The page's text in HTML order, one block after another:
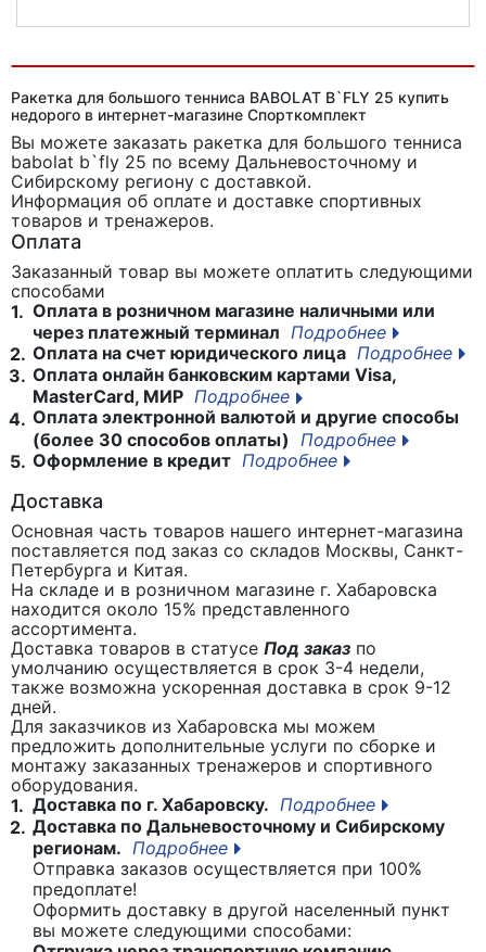
Ракетка для большого тенниса BABOLAT B`FLY 25 купить
недорого в интернет-магазине Спорткомплект
Вы можете заказать ракетка для большого тенниса
babolat b`fly 25 по всему Дальневосточному и
Сибирскому региону с доставкой.
Информация об оплате и доставке спортивных
товаров и тренажеров.
Оплата
Заказанный товар вы можете оплатить следующими
способами
1. Оплата в розничном магазине наличными или
через платежный терминал Подробнее
2. Оплата на счет юридического лица Подробнее
3. Оплата онлайн банковским картами Visa,
MasterCard, МИР Подробнее
4. Оплата электронной валютой и другие способы
(более 30 способов оплаты)
Подробнее
5. Оформление в кредит Подробнее
Доставка
Основная часть товаров нашего интернет-магазина
поставляется под заказ со складов Москвы, Санкт-
Петербурга и Китая.
На складе и в розничном магазине г. Хабаровска
находится около 15% представленного
ассортимента.
Доставка товаров в статусе Под заказ по
умолчанию осуществляется в срок 3-4 недели,
также возможна ускоренная доставка в срок 9-12
дней.
Для заказчиков из Хабаровска мы можем
предложить дополнительные услуги по сборке и
монтажу заказанных тренажеров и спортивного
оборудования.
1. Доставка по г. Хабаровску. Подробнее
2. Доставка по Дальневосточному и Сибирскому
регионам. Подробнее
Отправка заказов осуществляется при 100%
предоплате!
Оформить доставку в другой населенный пункт
вы можете следующими способами: